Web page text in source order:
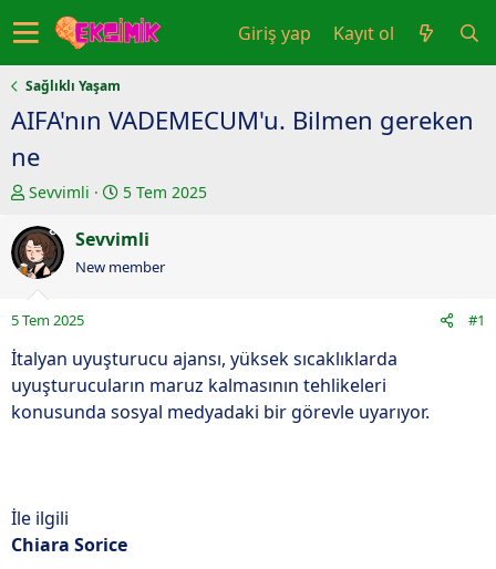
Giriş yap Kayıt ol
Sağlıklı Yaşam
AIFA'nın VADEMECUM'u. Bilmen gereken
ne
K
n
u
y
u
b
a
ş
a
Sevvimli
B
ş
l
ç
a
5 Tem 2025
Sevvimli
New member
5 Tem 2025 #1
İtalyan uyuşturucu ajansı, yüksek sıcaklıklarda
uyuşturucuların maruz kalmasının tehlikeleri
konusunda sosyal medyadaki bir görevle uyarıyor.
İle ilgili
Chiara Sorice